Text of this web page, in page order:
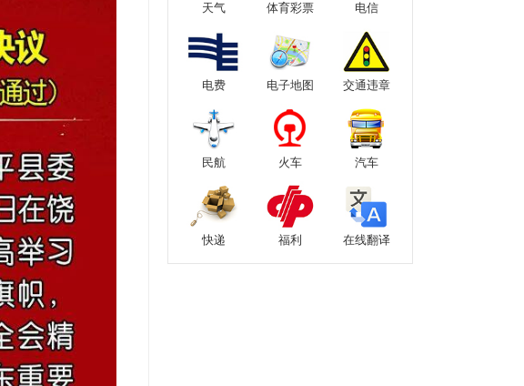
天气 体育彩票 电信
电费 电子地图 交通违章
民航 火车 汽车
快递 福利 在线翻译